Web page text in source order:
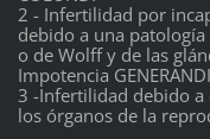
2 - Infertilidad por
debido a una
o de Wolff y de las
Impotencia
3 -Infertilidad debido a
los órganos de la